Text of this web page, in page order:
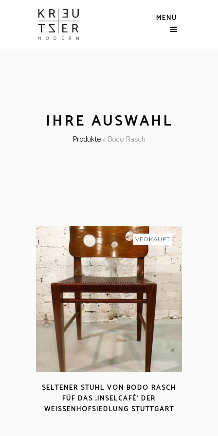
MENU
IHRE AUSWAHL
Produkte» Bodo Rasch
VERKAUFT
SELTENER STUHL VON BODO RASCH
FÜF DAS ‚INSELCAFÉ‘ DER
WEISSENHOFSIEDLUNG STUTTGART